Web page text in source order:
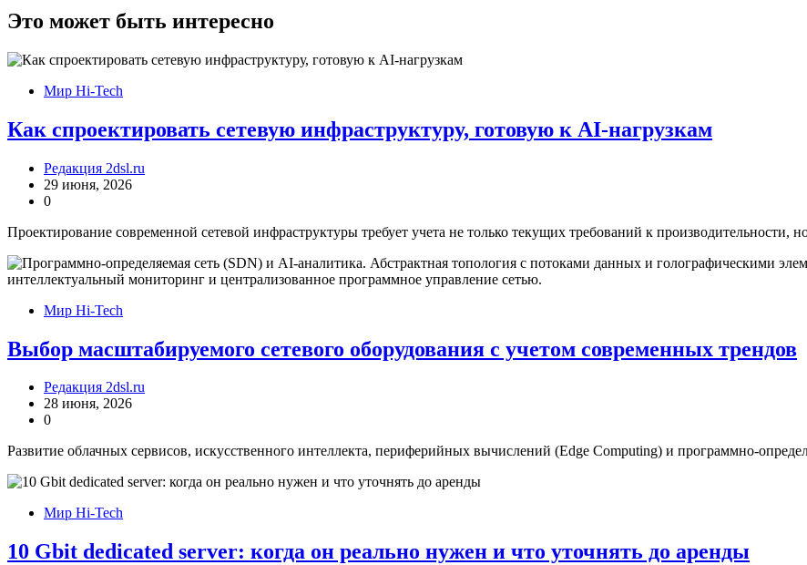
записям
Это может быть интересно
Мир Hi-Tech
Как спроектировать сетевую инфраструктуру, готовую к AI-нагрузкам
Редакция 2dsl.ru
29 июня, 2026
0
Проектирование современной сетевой инфраструктуры требует учета не только текущих требований к производительности,
Мир Hi-Tech
Выбор масштабируемого сетевого оборудования с учетом современных трендов
Редакция 2dsl.ru
28 июня, 2026
0
Развитие облачных сервисов, искусственного интеллекта, периферийных вычислений (Edge Computing) и программно-
Мир Hi-Tech
10 Gbit dedicated server: когда он реально нужен и что уточнять до аренды